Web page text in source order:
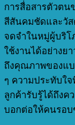
การสื่อสารตัวตน
สีสันคมชัดและวั
จดจำในหมู่ผู้บริโ
ใช้งานได้อย่างย
ถึงคุณภาพของแบ
ๆ ความประทับใจ
ลูกค้ารับรู้ได้ถึงค
บอกต่อให้คนรอ